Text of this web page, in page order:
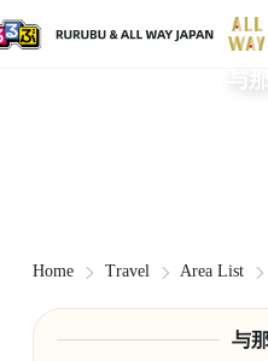
与
Home Travel Area List
与